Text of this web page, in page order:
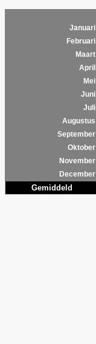
Januari
Februari
Maart
April
Mei
Juni
Juli
Augustus
September
Oktober
November
December
Gemiddeld